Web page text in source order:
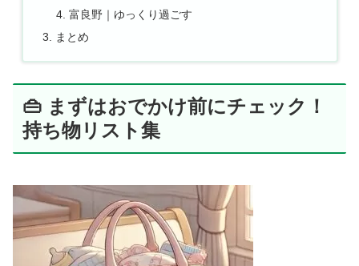
富良野｜ゆっくり過ごす
まとめ
👜 まずはおでかけ前にチェック！
持ち物リスト集